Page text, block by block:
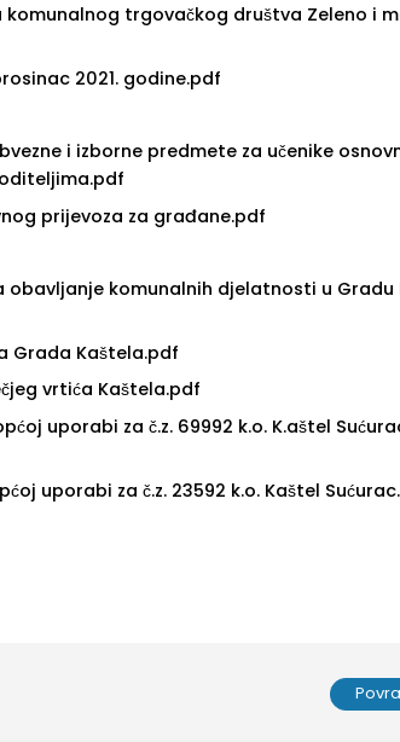
komunalnog trgovačkog društva Zeleno i
2021. godine.pdf
i izborne predmete za učenike
prijevoza za građane.pdf
komunalnih djelatnosti u Gradu
Grada Kaštela.pdf
vrtića Kaštela.pdf
uporabi za č.z. 69992 k.o. K.aštel
uporabi za č.z. 23592 k.o. Kaštel